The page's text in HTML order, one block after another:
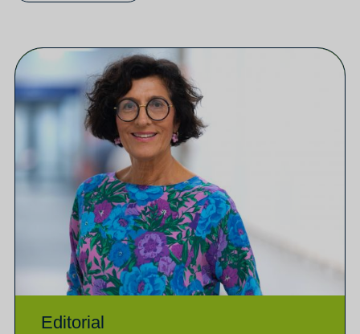
Editorial